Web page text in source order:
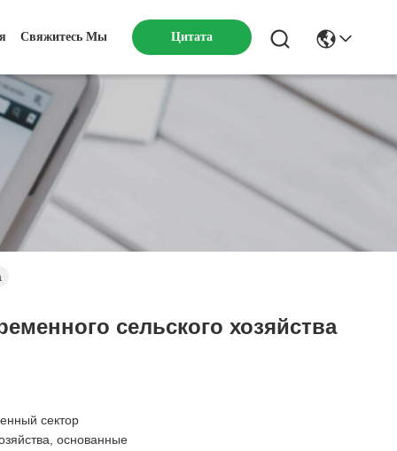
Свяжитесь Мы Цитата
сельского хозяйства
сектор
основанные